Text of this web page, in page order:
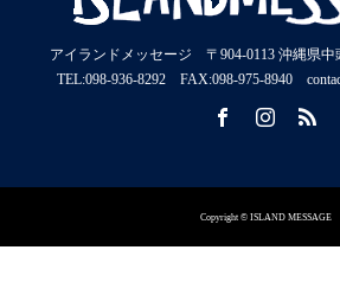
アイランドメッセージ 〒904-0113 沖縄県
TEL:098-936-8292 FAX:098-975-8940
Copyright © ISLAND MESSAGE